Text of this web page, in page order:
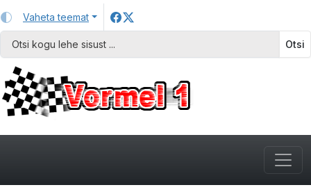
Vaheta teemat
Otsi